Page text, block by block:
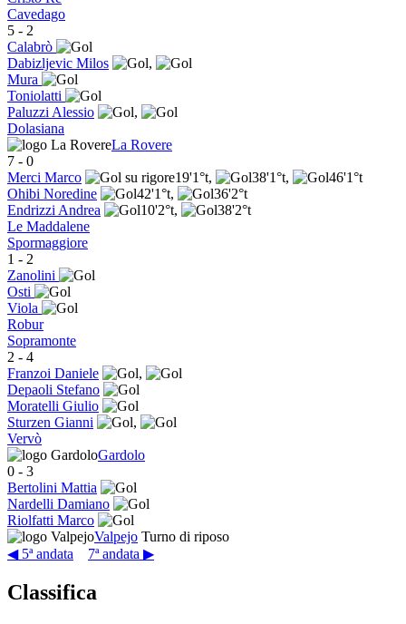
Cavedago
5 - 2
Calabrò
Dabizljevic Milos
,
Mura
Toniolatti
Paluzzi Alessio
,
Dolasiana
La Rovere
7 - 0
Merci Marco
19'1°t, 38'1°t, 46'1°t
Ohibi Noredine
42'1°t, 36'2°t
Endrizzi Andrea
10'2°t, 38'2°t
Le Maddalene
Spormaggiore
1 - 2
Zanolini
Osti
Viola
Robur
Sopramonte
2 - 4
Franzoi Daniele
,
Depaoli Stefano
Moratelli Giulio
Sturzen Gianni
,
Vervò
Gardolo
0 - 3
Bertolini Mattia
Nardelli Damiano
Riolfatti Marco
Valpejo Turno di riposo
◀ 5ª andata
7ª andata ▶
Classifica